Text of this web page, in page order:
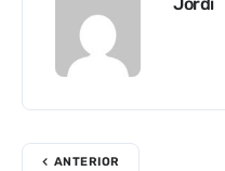
ANTERIOR